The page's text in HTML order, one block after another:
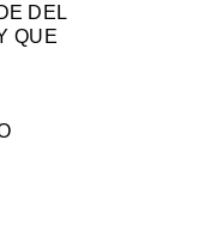
DEL
QUE